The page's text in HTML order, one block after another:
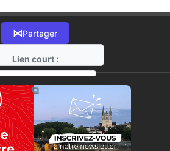
⋈Partager
Lien court :
https://radio-g.fr?21552
⧉